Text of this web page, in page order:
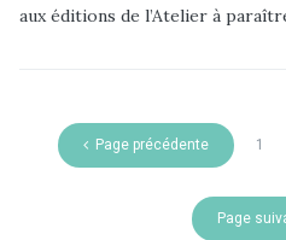
aux éditions de l’Atelier à
Page précédente 1
Page